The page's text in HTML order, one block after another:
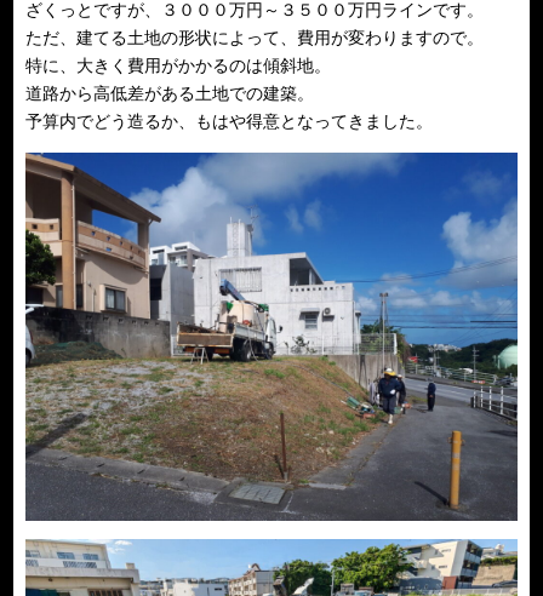
ざくっとですが、３０００万円～３５００万円ラインです。
ただ、建てる土地の形状によって、費用が変わりますので。
特に、大きく費用がかかるのは傾斜地。
道路から高低差がある土地での建築。
予算内でどう造るか、もはや得意となってきました。